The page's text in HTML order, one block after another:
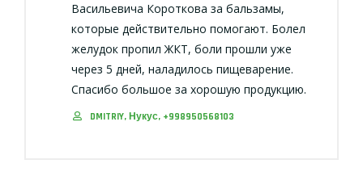
Васильевича Короткова за бальзамы,
которые действительно помогают. Болел
желудок пропил ЖКТ, боли прошли уже
через 5 дней, наладилось пищеварение.
Спасибо большое за хорошую продукцию.
DMITRIY, Нукус, +998950568103